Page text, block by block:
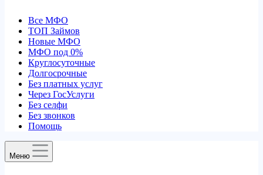
Все МФО
ТОП Займов
Новые МФО
МФО под 0%
Круглосуточные
Долгосрочные
Без платных услуг
Через ГосУслуги
Без селфи
Без звонков
Помощь
Меню